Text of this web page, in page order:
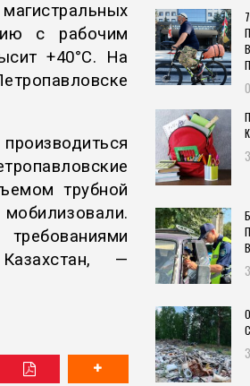
с рабочим
+40°C. На
трубной
—